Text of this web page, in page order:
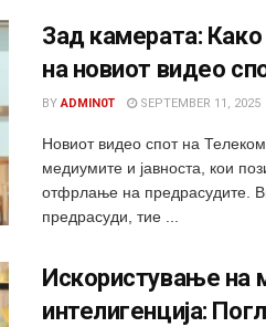
Зад камерата:
на новиот видео
BY ADMIN0T SEPTEMBER 11, 2025
Новиот видео спот на
медиумите и јавноста, кои
отфрлање на предрасудите.
предрасуди, тие ...
Искористување на
интелигенција: